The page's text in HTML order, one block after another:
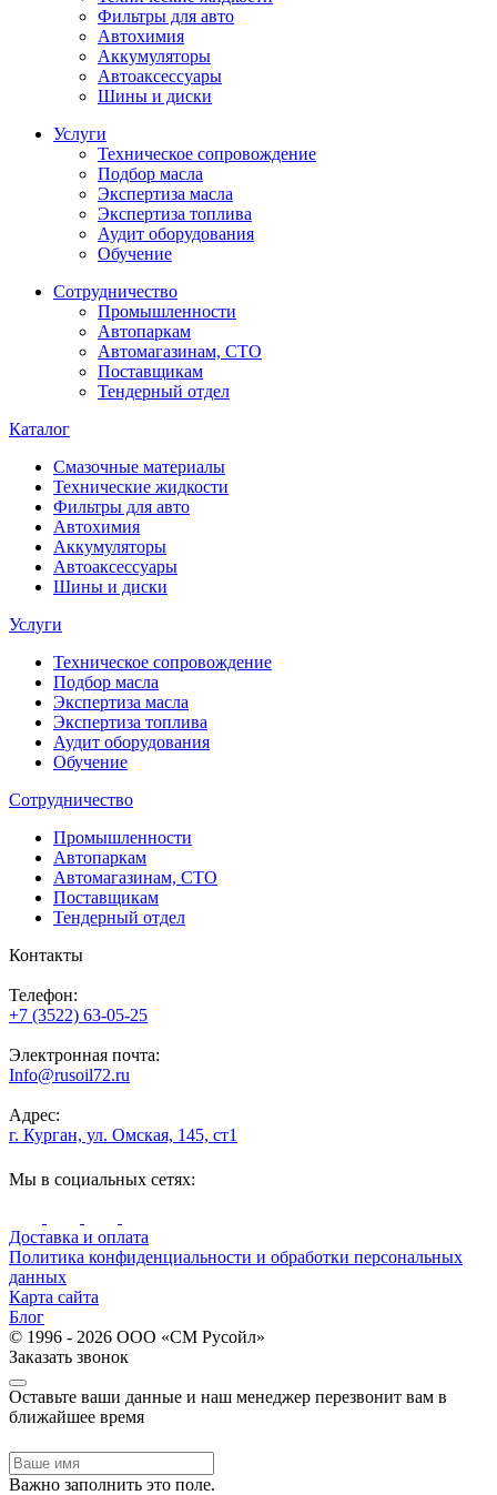
Фильтры для авто
Автохимия
Аккумуляторы
Автоаксессуары
Шины и диски
Услуги
Техническое сопровождение
Подбор масла
Экспертиза масла
Экспертиза топлива
Аудит оборудования
Обучение
Сотрудничество
Промышленности
Автопаркам
Автомагазинам, СТО
Поставщикам
Тендерный отдел
Каталог
Смазочные материалы
Технические жидкости
Фильтры для авто
Автохимия
Аккумуляторы
Автоаксессуары
Шины и диски
Услуги
Техническое сопровождение
Подбор масла
Экспертиза масла
Экспертиза топлива
Аудит оборудования
Обучение
Сотрудничество
Промышленности
Автопаркам
Автомагазинам, СТО
Поставщикам
Тендерный отдел
Контакты
Телефон:
+7 (3522) 63-05-25
Электронная почта:
Info@rusoil72.ru
Адрес:
г. Курган, ул. Омская, 145, ст1
Мы в социальных сетях:
Доставка и оплата
Политика конфиденциальности и обработки персональных
данных
Карта сайта
Блог
© 1996 - 2026 ООО «СМ Русойл»
Заказать звонок
Оставьте ваши данные и наш менеджер перезвонит вам в
ближайшее время
Важно заполнить это поле.